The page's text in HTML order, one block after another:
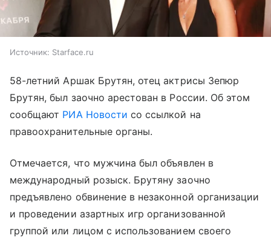
Источник: Starface.ru
58-летний Аршак Брутян, отец актрисы Зепюр
Брутян, был заочно арестован в России. Об этом
сообщают РИА Новости со ссылкой на
правоохранительные органы.
Отмечается, что мужчина был объявлен в
международный розыск. Брутяну заочно
предъявлено обвинение в незаконной организации
и проведении азартных игр организованной
группой или лицом с использованием своего